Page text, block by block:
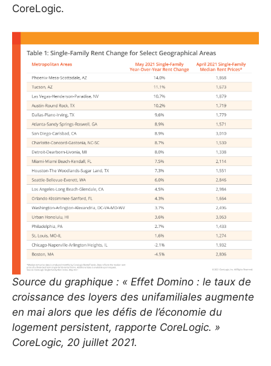
CoreLogic.
Source du graphique : « Effet Domino : le taux de
croissance des loyers des unifamiliales augmente
en mai alors que les défis de l’économie du
logement persistent, rapporte CoreLogic. »
CoreLogic, 20 juillet 2021.